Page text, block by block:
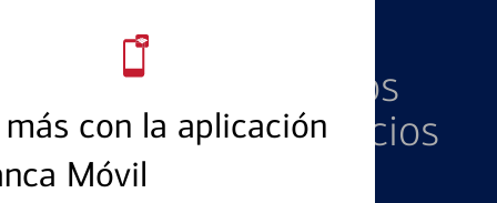
con la aplicación
Móvil
Explore Nuestros
Productos y Servicios
Destacados